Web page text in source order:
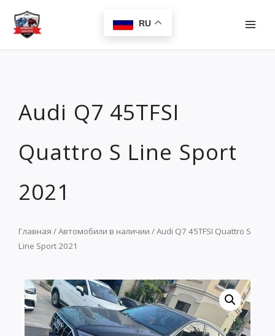
Перейти
содержимому
RU
Audi Q7 45TFSI
Quattro S Line Sport
2021
Главная /Автомобили в наличии / Audi Q7 45TFSI Quattro S
Line Sport 2021